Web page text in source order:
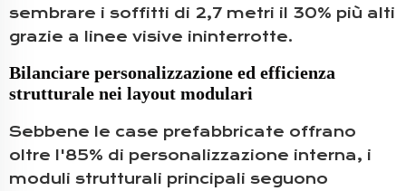
sembrare i soffitti di 2,7 metri il 30% più alti
grazie a linee visive ininterrotte.
Bilanciare personalizzazione ed efficienza
strutturale nei layout modulari
Sebbene le case prefabbricate offrano
oltre l'85% di personalizzazione interna, i
moduli strutturali principali seguono